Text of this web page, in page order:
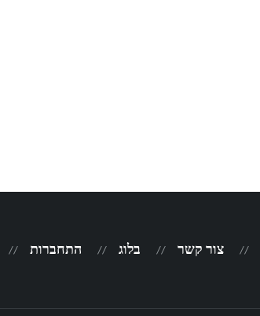
צור קשר בלוג התחברות